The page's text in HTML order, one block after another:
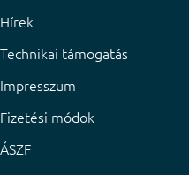
Hírek
Technikai támogatás
Impresszum
Fizetési módok
ÁSZF